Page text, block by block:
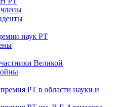
наук РТ
Великой
премия РТ в области науки и